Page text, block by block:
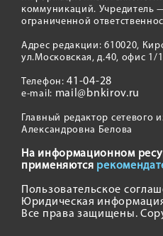
коммуникаций. Учредитель
ограниченной
Адрес редакции: 610020,
ул.Московская, д.40, офис 1/1
Телефон:41-04-28
e-mail: mail@bnkirov.ru
Главный редактор сетевого
Александровна Белова
На информационном
применяются
Пользовательское
Юридическая
Все права защищены.